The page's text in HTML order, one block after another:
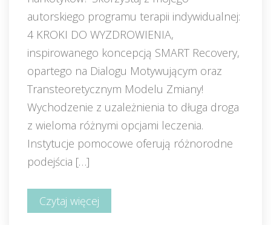
autorskiego programu terapii indywidualnej:
4 KROKI DO WYZDROWIENIA,
inspirowanego koncepcją SMART Recovery,
opartego na Dialogu Motywującym oraz
Transteoretycznym Modelu Zmiany!
Wychodzenie z uzależnienia to długa droga
z wieloma różnymi opcjami leczenia.
Instytucje pomocowe oferują różnorodne
podejścia […]
Czytaj więcej